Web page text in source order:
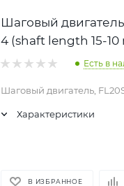
Шаговый
4 (shaft length 15-10
Есть в
Шаговый двигатель,
Характеристики
В ИЗБРАННОЕ